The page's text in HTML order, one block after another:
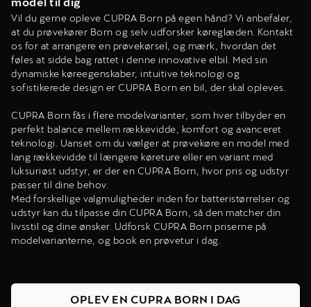
Vil du gerne opleve CUPRA Born på egen hånd? Vi anbefaler,
at du prøvekører Born og selv udforsker køreglæden. Kontakt
os for at arrangere en prøvekørsel, og mærk, hvordan det
føles at sidde bag rattet i denne innovative elbil. Med sin
dynamiske køreegenskaber, intuitive teknologi og
sofistikerede design er CUPRA Born en bil, der skal opleves.
CUPRA Born fås i flere modelvarianter, som hver tilbyder en
perfekt balance mellem rækkevidde, komfort og avanceret
teknologi. Uanset om du vælger at prøvekøre en model med
lang rækkevidde til længere køreture eller en variant med
luksuriøst udstyr, er der en CUPRA Born, hvor pris og udstyr
passer til dine behov.
Med forskellige valgmuligheder inden for batteristørrelser og
udstyr kan du tilpasse din CUPRA Born, så den matcher din
livsstil og dine ønsker. Udforsk CUPRA Born priserne på
modelvarianterne, og book en prøvetur i dag.
OPLEV EN CUPRA BORN I DAG